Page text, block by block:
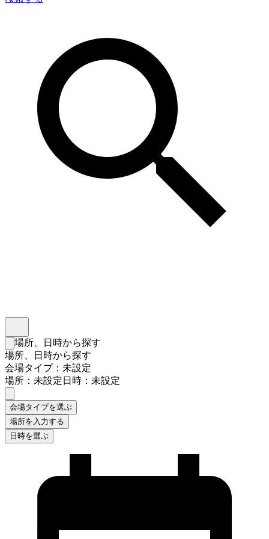
検索フォームを閉じる
場所、日時から探す
場所、日時から探す
会場タイプ：未設定
場所：未設定日時：未設定
会場タイプを選ぶ
場所を入力する
日時を選ぶ